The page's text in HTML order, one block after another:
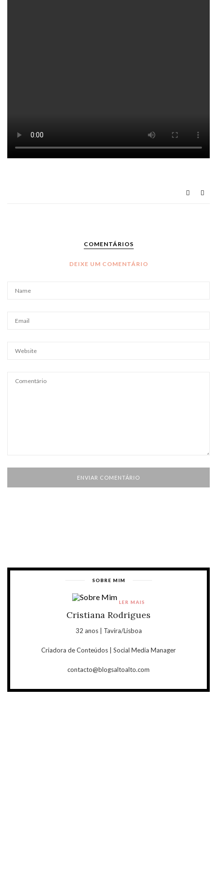
COMENTÁRIOS
DEIXE UM COMENTÁRIO
SOBRE MIM
Cristiana Rodrigues
32 anos | Tavira/Lisboa
Criadora de Conteúdos | Social Media Manager
contacto@blogsaltoalto.com
LER MAIS